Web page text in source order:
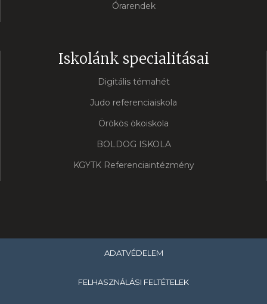
Órarendek
Iskolánk specialitásai
Digitális témahét
Judo referenciaiskola
Örökös ökoiskola
BOLDOG ISKOLA
KGYTK Referenciaintézmény
ADATVÉDELEM
FELHASZNÁLÁSI FELTÉTELEK